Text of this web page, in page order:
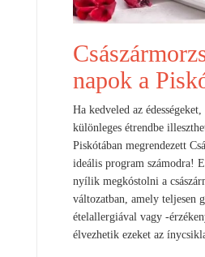
napok a
Ha kedveled az
különleges étrendbe
Piskótában megrendezett
ideális program számodra!
nyílik megkóstolni a
változatban, amely teljesen
ételallergiával vagy -
élvezhetik ezeket az